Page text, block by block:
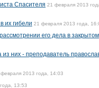
Спасителя 21 февраля 2013
их гибели 21 февраля 2013 года,
его дела в закрытом
них - преподаватель
2013 года, 14:03
13:53